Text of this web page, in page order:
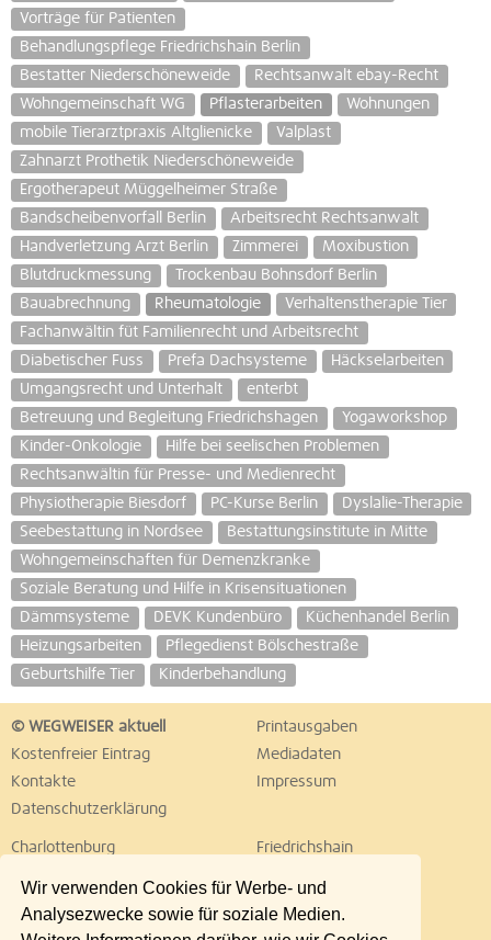
Wir verwenden Cookies für Werbe- und
Analysezwecke sowie für soziale Medien.
Vorträge für Patienten
Behandlungspflege Friedrichshain Berlin
Bestatter Niederschöneweide
Rechtsanwalt ebay-Recht
Wohngemeinschaft WG
Pflasterarbeiten
Wohnungen
mobile Tierarztpraxis Altglienicke
Valplast
Zahnarzt Prothetik Niederschöneweide
Ergotherapeut Müggelheimer Straße
Bandscheibenvorfall Berlin
Arbeitsrecht Rechtsanwalt
Handverletzung Arzt Berlin
Zimmerei
Moxibustion
Blutdruckmessung
Trockenbau Bohnsdorf Berlin
Bauabrechnung
Rheumatologie
Verhaltenstherapie Tier
Fachanwältin füt Familienrecht und Arbeitsrecht
Diabetischer Fuss
Prefa Dachsysteme
Häckselarbeiten
Umgangsrecht und Unterhalt
enterbt
Betreuung und Begleitung Friedrichshagen
Yogaworkshop
Kinder-Onkologie
Hilfe bei seelischen Problemen
Rechtsanwältin für Presse- und Medienrecht
Physiotherapie Biesdorf
PC-Kurse Berlin
Dyslalie-Therapie
Seebestattung in Nordsee
Bestattungsinstitute in Mitte
Wohngemeinschaften für Demenzkranke
Soziale Beratung und Hilfe in Krisensituationen
Dämmsysteme
DEVK Kundenbüro
Küchenhandel Berlin
Heizungsarbeiten
Pflegedienst Bölschestraße
Geburtshilfe Tier
Kinderbehandlung
© WEGWEISER aktuell
Printausgaben
Kostenfreier Eintrag
Mediadaten
Kontakte
Impressum
Datenschutzerklärung
Charlottenburg
Friedrichshain
Lichtenberg
Marzahn